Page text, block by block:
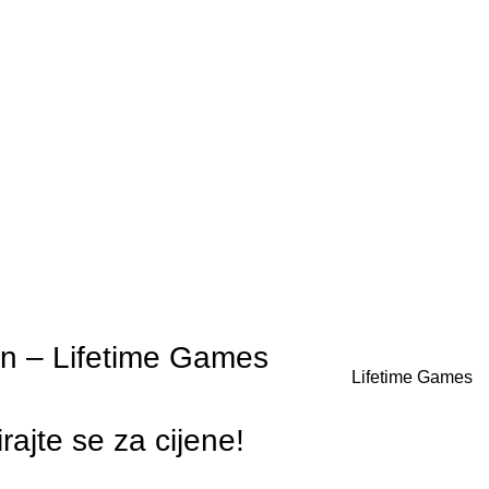
– Lifetime Games
Lifetime Games
se za cijene!